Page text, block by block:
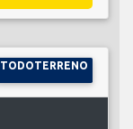
TODOTERRENO